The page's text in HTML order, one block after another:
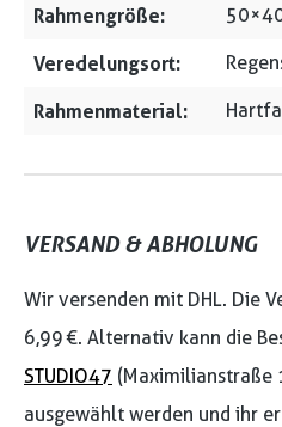
Rahmengröße:
Veredelungsort:
Rahmenmaterial:
VERSAND & ABHOLUNG
Wir versenden mit DHL. Die
6,99 €. Alternativ kann die
STUDIO47 (Maximilianstraße
ausgewählt werden und ihr